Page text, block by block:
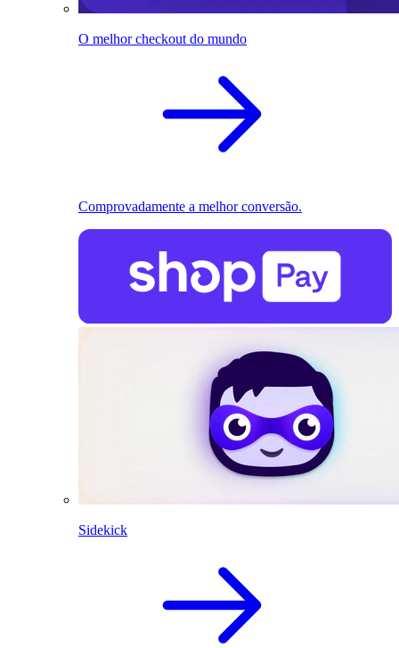
O melhor checkout do mundo
Comprovadamente a melhor conversão.
Sidekick